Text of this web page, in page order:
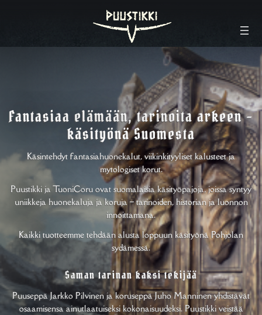
Fantasiaa elämään, tarinoita arkeen –
käsityönä Suomesta
Käsintehdyt fantasiahuonekalut, viikinkityyliset kalusteet ja
mytologiset korut.
Puustikki ja TuoniCoru ovat suomalaisia käsityöpajoja, joissa syntyy
uniikkeja huonekaluja ja koruja – tarinoiden, historian ja luonnon
innoittamana.
Kaikki tuotteemme tehdään alusta loppuun käsityönä Pohjolan
sydämessä.
Saman tarinan kaksi tekijää
Puuseppä Jarkko Pilvinen ja koruseppä Juho Manninen yhdistävät
osaamisensa ainutlaatuiseksi kokonaisuudeksi. Puustikki veistää